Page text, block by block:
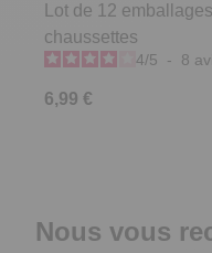
Lot de 12
chaussettes
4/5 - 8
6,99 €
Nous vous